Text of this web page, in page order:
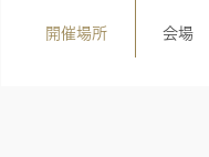
開催場所 会場